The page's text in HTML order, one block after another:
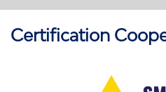
Certification